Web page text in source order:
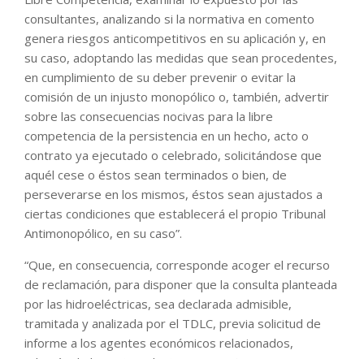
consultantes, analizando si la normativa en comento
genera riesgos anticompetitivos en su aplicación y, en
su caso, adoptando las medidas que sean procedentes,
en cumplimiento de su deber prevenir o evitar la
comisión de un injusto monopólico o, también, advertir
sobre las consecuencias nocivas para la libre
competencia de la persistencia en un hecho, acto o
contrato ya ejecutado o celebrado, solicitándose que
aquél cese o éstos sean terminados o bien, de
perseverarse en los mismos, éstos sean ajustados a
ciertas condiciones que establecerá el propio Tribunal
Antimonopólico, en su caso”.
“Que, en consecuencia, corresponde acoger el recurso
de reclamación, para disponer que la consulta planteada
por las hidroeléctricas, sea declarada admisible,
tramitada y analizada por el TDLC, previa solicitud de
informe a los agentes económicos relacionados,